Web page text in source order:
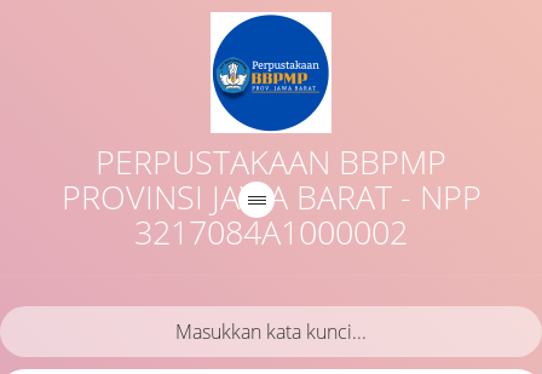
PERPUSTAKAAN BBPMP
PROVINSI JAWA BARAT - NPP
3217084A1000002